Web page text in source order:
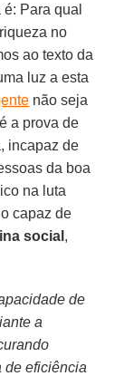
Para qual
no
ao texto da
luz a esta
não seja
a prova de
incapaz de
da boa
na luta
capaz de
social ,
de
a
de eficiência